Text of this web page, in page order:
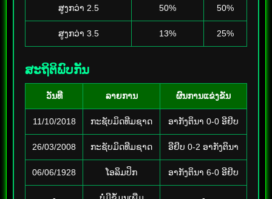
ສູງກວ່າ 2.5 50% 50%
ສູງກວ່າ 3.5 13% 25%
ສະຖິຕິພົບກັນ
ວັນທີ ລາຍການ ຜົນການແຂ່ງຂັນ
11/10/2018 ກະຊັບມິດທີມຊາດ ອາກັງຕິນາ 0-0 ອີຢິບ
26/03/2008 ກະຊັບມິດທີມຊາດ ອີຢິບ 0-2 ອາກັງຕິນາ
06/06/1928 ໂອລິມປິກ ອາກັງຕິນາ 6-0 ອີຢິບ